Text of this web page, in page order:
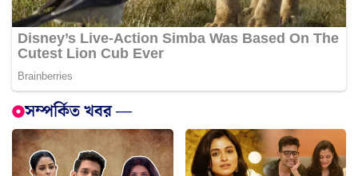
সম্পর্কিত খবর —